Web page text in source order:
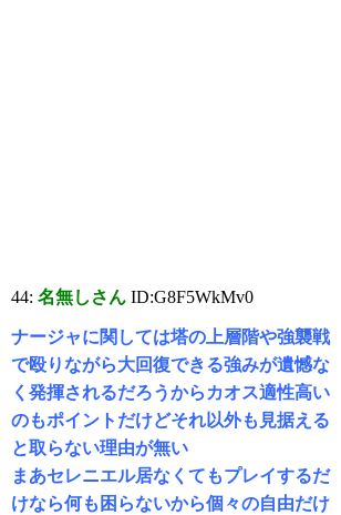
44:名無しさん ID:G8F5WkMv0
ナージャに関しては塔の上層階や強襲戦
で殴りながら大回復できる強みが遺憾な
く発揮されるだろうからカオス適性高い
のもポイントだけどそれ以外も見据える
と取らない理由が無い
まあセレニエル居なくてもプレイするだ
けなら何も困らないから個々の自由だけ